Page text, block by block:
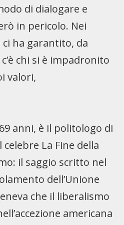
di dialogare e
in pericolo. Nei
ci ha garantito, da
chi si è impadronito
valori,
anni, è il politologo di
La Fine della
il saggio scritto nel
dell’Unione
che il liberalismo
americana